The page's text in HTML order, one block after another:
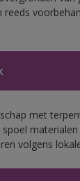
reeds
met
volgens